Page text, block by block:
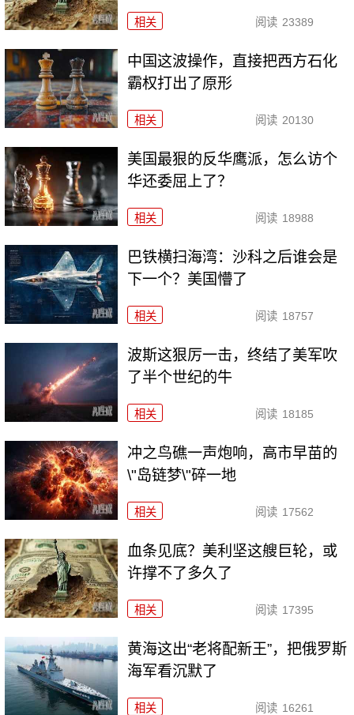
相关 阅读 23389
中国这波操作，直接把西方石化
霸权打出了原形
相关 阅读 20130
美国最狠的反华鹰派，怎么访个
华还委屈上了？
相关 阅读 18988
巴铁横扫海湾：沙科之后谁会是
下一个？美国懵了
相关 阅读 18757
波斯这狠厉一击，终结了美军吹
了半个世纪的牛
相关 阅读 18185
冲之鸟礁一声炮响，高市早苗的
\"岛链梦\"碎一地
相关 阅读 17562
血条见底？美利坚这艘巨轮，或
许撑不了多久了
相关 阅读 17395
黄海这出“老将配新王”，把俄罗斯
海军看沉默了
相关 阅读 16261